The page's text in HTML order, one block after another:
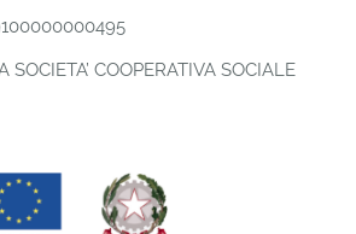
SOCIETA’ COOPERATIVA SOCIALE